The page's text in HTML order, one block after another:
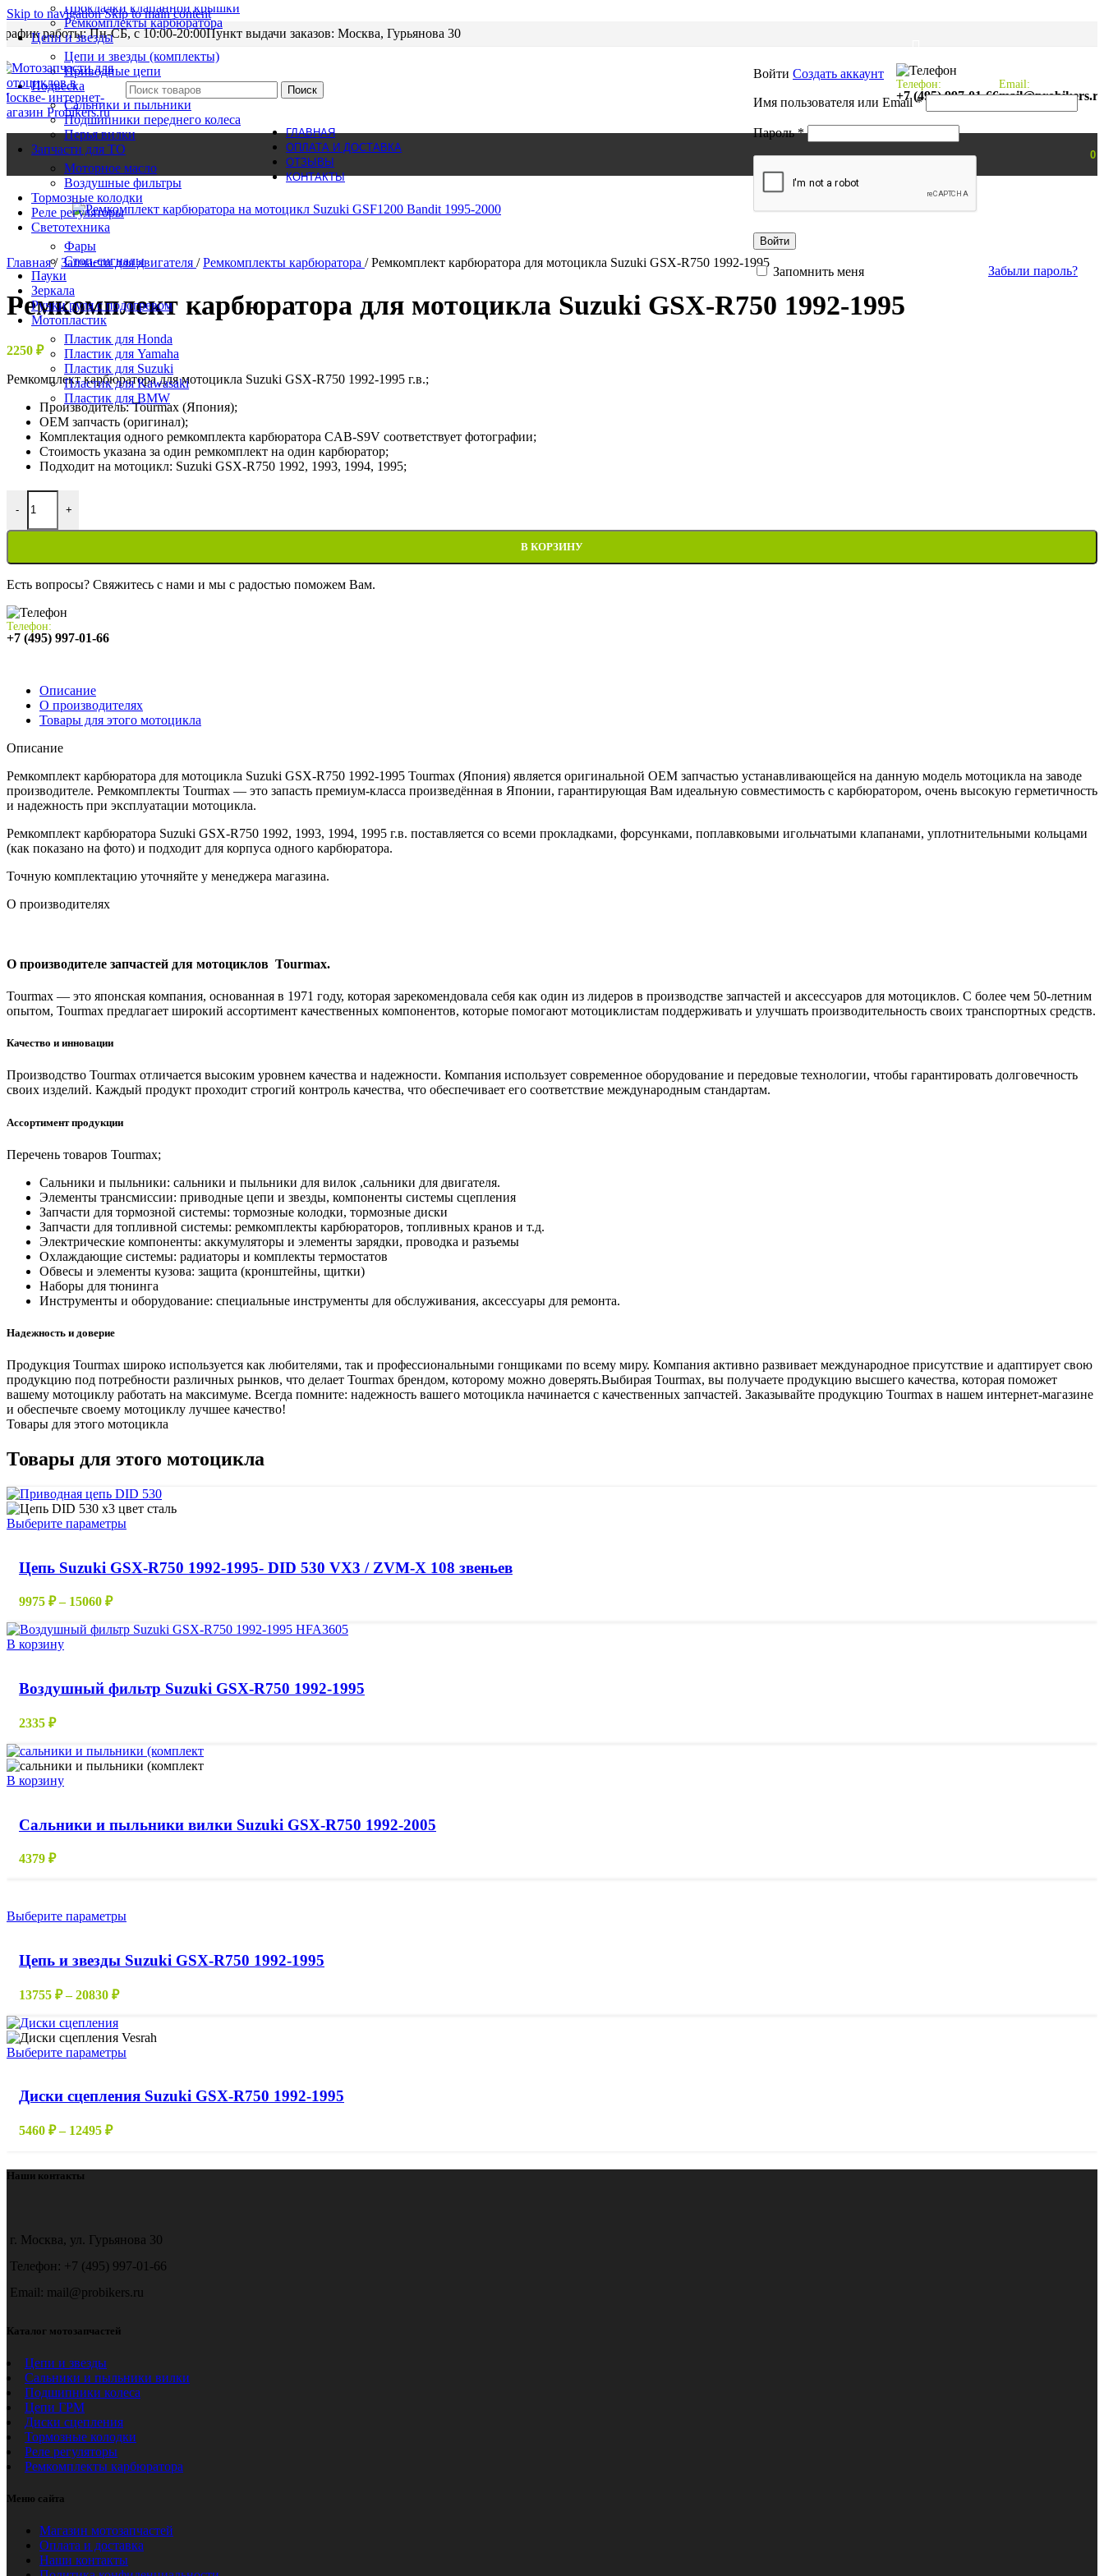
Skip to navigationSkip to main content
работы: Пн-CБ, с 10:00-20:00Пункт выдачи заказов: Москва, Гурьянова 30
Поиск Телефон:
+7 (495) 997-01-66
Email:
Прокладки клапанной крышки
Ремкомплекты карбюратора
Цепи и звезды
Цепи и звезды (комплекты)
Приводные цепи
Подвеска
Сальники и пыльники
Подшипники переднего колеса
Перья вилки
Запчасти для ТО
Моторное масло
Воздушные фильтры
Тормозные колодки
Реле регуляторы
Cветотехника
Фары
Стоп-сигналы
Пауки
Зеркала
Ручки руля с подогревом
Мотопластик
Пластик для Honda
Пластик для Yamaha
Пластик для Suzuki
Пластик для Kawasaki
Пластик для BMW
ГЛАВНАЯ
ОПЛАТА И ДОСТАВКА
ОТЗЫВЫ
КОНТАКТЫ
Войти Создать аккаунт
Имя пользователя или Email*Обязательно
Пароль*Обязательно
Войти
Забыли пароль?
Запомнить меня
0
Главная/ Запчасти для двигателя / Ремкомплекты карбюратора / Ремкомплект карбюратора для мотоцикла Suzuki GSX-R750 1992-1995
Ремкомплект карбюратора для мотоцикла Suzuki GSX-R750 1992-1995
2250 ₽
Ремкомплект карбюратора для мотоцикла Suzuki GSX-R750 1992-1995 г.в.;
Производитель: Tourmax (Япония);
OEM запчасть (оригинал);
Комплектация одного ремкомплекта карбюратора CAB-S9V соответствует фотографии;
Стоимость указана за один ремкомплект на один карбюратор;
Подходит на мотоцикл: Suzuki GSX-R750 1992, 1993, 1994, 1995;
-
Количество товара Ремкомплект карбюратора для мотоцикла Suzuki GSX-R750 1992-1995
+
В КОРЗИНУ
Есть вопросы? Свяжитесь с нами и мы с радостью поможем Вам.
Телефон:
+7 (495) 997-01-66
Описание
О производителях
Товары для этого мотоцикла
Описание
Ремкомплект карбюратора для мотоцикла Suzuki GSX-R750 1992-1995 Tourmax (Япония) является оригинальной OEM запчастью устанавливающейся на данную модель мотоцикла на заводе
производителе. Ремкомплекты Tourmax — это запасть премиум-класса произведённая в Японии, гарантирующая Вам идеальную совместимость с карбюратором, очень высокую герметичность
и надежность при эксплуатации мотоцикла.
Ремкомплект карбюратора Suzuki GSX-R750 1992, 1993, 1994, 1995 г.в. поставляется со всеми прокладками, форсунками, поплавковыми игольчатыми клапанами, уплотнительными кольцами
(как показано на фото) и подходит для корпуса одного карбюратора.
Точную комплектацию уточняйте у менеджера магазина.
О производителях
О производителе запчастей для мотоциклов Tourmax.
Tourmax — это японская компания, основанная в 1971 году, которая зарекомендовала себя как один из лидеров в производстве запчастей и аксессуаров для мотоциклов. С более чем 50-летним
опытом, Tourmax предлагает широкий ассортимент качественных компонентов, которые помогают мотоциклистам поддерживать и улучшать производительность своих транспортных средств.
Качество и инновации
Производство Tourmax отличается высоким уровнем качества и надежности. Компания использует современное оборудование и передовые технологии, чтобы гарантировать долговечность
своих изделий. Каждый продукт проходит строгий контроль качества, что обеспечивает его соответствие международным стандартам.
Ассортимент продукции
Перечень товаров Tourmax;
Сальники и пыльники: сальники и пыльники для вилок ,сальники для двигателя.
Элементы трансмиссии: приводные цепи и звезды, компоненты системы сцепления
Запчасти для тормозной системы: тормозные колодки, тормозные диски
Запчасти для топливной системы: ремкомплекты карбюраторов, топливных кранов и т.д.
Электрические компоненты: аккумуляторы и элементы зарядки, проводка и разъемы
Охлаждающие системы: радиаторы и комплекты термостатов
Обвесы и элементы кузова: защита (кронштейны, щитки)
Наборы для тюнинга
Инструменты и оборудование: специальные инструменты для обслуживания, аксессуары для ремонта.
Надежность и доверие
Продукция Tourmax широко используется как любителями, так и профессиональными гонщиками по всему миру. Компания активно развивает международное присутствие и адаптирует свою
продукцию под потребности различных рынков, что делает Tourmax брендом, которому можно доверять.Выбирая Tourmax, вы получаете продукцию высшего качества, которая поможет
вашему мотоциклу работать на максимуме. Всегда помните: надежность вашего мотоцикла начинается с качественных запчастей. Заказывайте продукцию Tourmax в нашем интернет-магазине
и обеспечьте своему мотоциклу лучшее качество!
Товары для этого мотоцикла
Товары для этого мотоцикла
Выберите параметрыЭтот
несколько
выбрать
на
Цепь Suzuki GSX-R750 1992-1995- DID 530 VX3 / ZVM-X 108 звеньев
9975 ₽ – 15060 ₽Диапазон
9975 ₽
В корзину
Воздушный фильтр Suzuki GSX-R750 1992-1995
2335 ₽
В корзину
Сальники и пыльники вилки Suzuki GSX-R750 1992-2005
4379 ₽
Выберите параметрыЭтот
несколько
на
странице
товара.
Цепь и звезды Suzuki GSX-R750 1992-1995
13755 ₽ – 20830 ₽Диапазон
–
20830 ₽
Выберите параметрыЭтот
несколько
на
Диски сцепления Suzuki GSX-R750 1992-1995
5460 ₽ – 12495 ₽Диапазон
Наши контакты
г. Москва, ул. Гурьянова 30
Телефон: +7 (495) 997-01-66
Email: mail@probikers.ru
Каталог мотозапчастей
Цепи и звезды
Сальники и пыльники вилки
Подшипники колеса
Цепи ГРМ
Диски сцепления
Тормозные колодки
Реле регуляторы
Ремкомплекты карбюратора
Меню сайта
Магазин мотозапчастей
Оплата и доставка
Наши контакты